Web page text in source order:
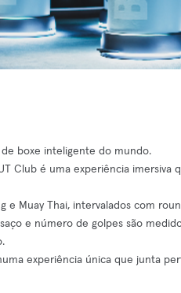
boxe inteligente do mundo.
Club é uma experiência
e Muay Thai, intervalados com
e número de golpes são
experiência única que junta